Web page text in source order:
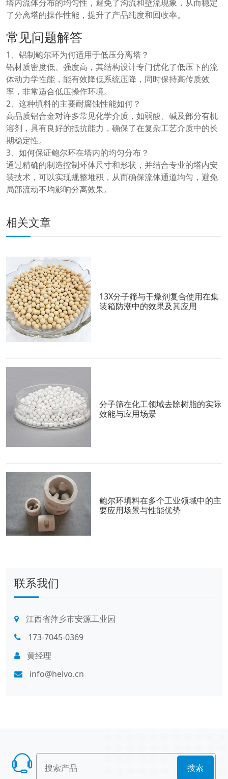
塔内流体分布的均匀性，避免了沟流和壁流现象，从而稳定
了分离塔的操作性能，提升了产品纯度和回收率。
常见问题解答
1、铝制鲍尔环为何适用于低压分离塔？
铝材质密度低、强度高，其结构设计专门优化了低压下的流
体动力学性能，能有效降低系统压降，同时保持高传质效
率，非常适合低压操作环境。
2、这种填料的主要耐腐蚀性能如何？
高品质铝合金对许多常见化学介质，如弱酸、碱及部分有机
溶剂，具有良好的抵抗能力，确保了在复杂工艺介质中的长
期稳定性。
3、如何保证鲍尔环在塔内的均匀分布？
通过精确的制造控制环体尺寸和形状，并结合专业的塔内安
装技术，可以实现规整堆积，从而确保流体通道均匀，避免
局部流动不均影响分离效果。
相关文章
13X分子筛与干燥剂复合使用在集
装箱防潮中的效果及其应用
分子筛在化工领域去除树脂的实际
效能与应用场景
鲍尔环填料在多个工业领域中的主
要应用场景与性能优势
联系我们
江西省萍乡市安源工业园
173-7045-0369
黄经理
info@helvo.cn
搜索